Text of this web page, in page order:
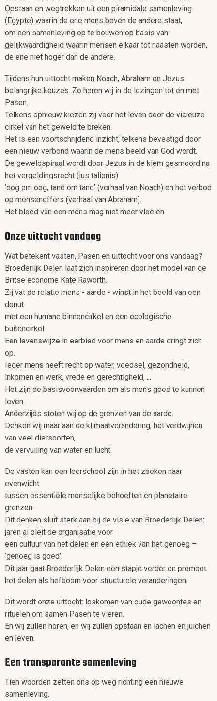
Opstaan en wegtrekken uit een piramidale samenleving
(Egypte) waarin de ene mens boven de andere staat,
om een samenleving op te bouwen op basis van
gelijkwaardigheid waarin mensen elkaar tot naasten worden,
de ene niet hoger dan de andere.
Tijdens hun uittocht maken Noach, Abraham en Jezus
belangrijke keuzes. Zo horen wij in de lezingen tot en met
Pasen.
Telkens opnieuw kiezen zij voor het leven door de vicieuze
cirkel van het geweld te breken.
Het is een voortschrijdend inzicht, telkens bevestigd door
een nieuw verbond waarin de mens beeld van God wordt.
De geweldspiraal wordt door Jezus in de kiem gesmoord na
het vergeldingsrecht (ius talionis)
‘oog om oog, tand om tand’ (verhaal van Noach) en het verbod
op mensenoffers (verhaal van Abraham).
Het bloed van een mens mag niet meer vloeien.
Onze uittocht vandaag
Wat betekent vasten, Pasen en uittocht voor ons vandaag?
Broederlijk Delen laat zich inspireren door het model van de
Britse econome Kate Raworth.
Zij vat de relatie mens - aarde - winst in het beeld van een
donut
met een humane binnencirkel en een ecologische
buitencirkel.
Een levenswijze in eerbied voor mens en aarde dringt zich
op.
Ieder mens heeft recht op water, voedsel, gezondheid,
inkomen en werk, vrede en gerechtigheid, ...
Het zijn de basisvoorwaarden om als mens goed te kunnen
leven.
Anderzijds stoten wij op de grenzen van de aarde.
Denken wij maar aan de klimaatverandering, het verdwijnen
van veel diersoorten,
de vervuiling van water en lucht.
De vasten kan een leerschool zijn in het zoeken naar
evenwicht
tussen essentiële menselijke behoeften en planetaire
grenzen.
Dit denken sluit sterk aan bij de visie van Broederlijk Delen:
jaren al pleit de organisatie voor
een cultuur van het delen en een ethiek van het genoeg –
‘genoeg is goed’.
Dit jaar gaat Broederlijk Delen een stapje verder en promoot
het delen als hefboom voor structurele veranderingen.
Dit wordt onze uittocht: loskomen van oude gewoontes en
rituelen om samen Pasen te vieren.
En wij zullen horen, en wij zullen opstaan en lachen en juichen
en leven.
Een transparante samenleving
Tien woorden zetten ons op weg richting een nieuwe
samenleving.